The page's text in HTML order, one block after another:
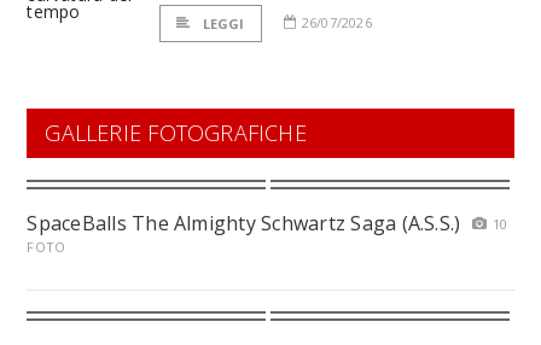
LEGGI 26/07/2026
GALLERIE FOTOGRAFICHE
SpaceBalls The Almighty Schwartz Saga (A.S.S.)
10
FOTO